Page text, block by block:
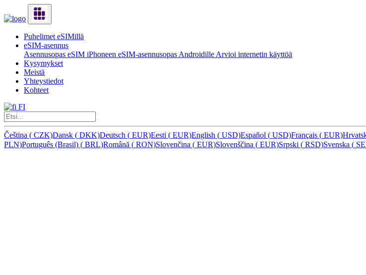
Puhelimet eSIMillä
eSIM-asennus
Asennusopas eSIM iPhoneen eSIM-asennusopas Androidille Arvioi internetin käyttöä
Kysymykset
Meistä
Yhteystiedot
Kohteet
FI
Čeština ( CZK)Dansk ( DKK)Deutsch ( EUR)Eesti ( EUR)English ( USD)Español ( USD)Français ( EUR)
PLN)Português (Brasil) ( BRL)Română ( RON)Slovenčina ( EUR)Slovenščina ( EUR)Srpski ( RSD)Svenska (